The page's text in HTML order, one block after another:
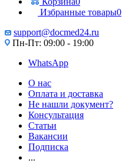
Избранные товары0
support@docmed24.ru
Пн-Пт: 09:00 - 19:00
WhatsApp
О нас
Оплата и доставка
Не нашли документ?
Консультация
Статьи
Вакансии
Подписка
...